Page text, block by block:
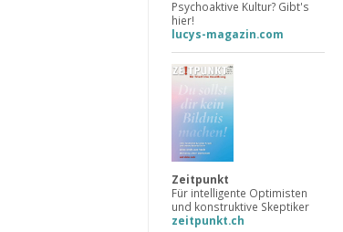
Psychoaktive Kultur? Gibt's
hier!
lucys-magazin.com
Zeitpunkt
Für intelligente Optimisten
und konstruktive Skeptiker
zeitpunkt.ch